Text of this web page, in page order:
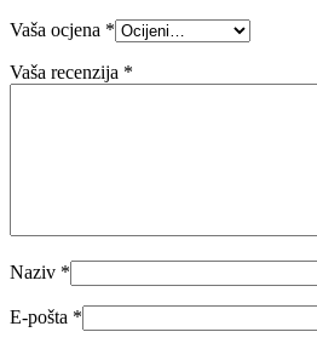
Vaša ocjena *
Vaša recenzija *
Naziv *
E-pošta *